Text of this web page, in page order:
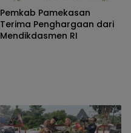
Pemkab Pamekasan
Terima Penghargaan dari
Mendikdasmen RI